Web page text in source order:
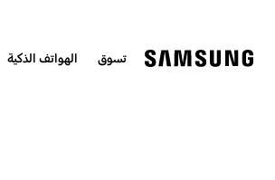
تسوق الهواتف الذكية